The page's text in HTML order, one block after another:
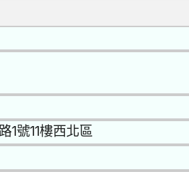
1號11樓西北區